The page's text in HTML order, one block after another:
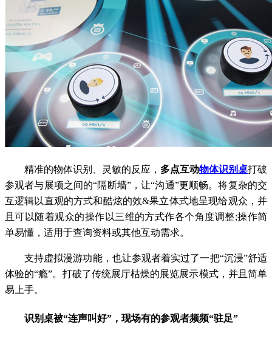
精准的物体识别、灵敏的反应， 多点互动物体识别桌打破
参观者与展项之间的“隔断墙”，让“沟通”更顺畅。将复杂的交
互逻辑以直观的方式和酷炫的效&果立体式地呈现给观众，并
且可以随着观众的操作以三维的方式作各个角度调整;操作简
单易懂，适用于查询资料或其他互动需求。
支持虚拟漫游功能，也让参观者着实过了一把“沉浸”舒适
体验的“瘾”。打破了传统展厅枯燥的展览展示模式，并且简单
易上手。
识别桌被“连声叫好”，现场有的参观者频频“驻足”